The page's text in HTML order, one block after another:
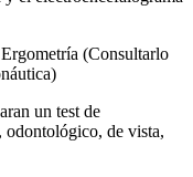
(Consultarlo
un test de
de vista,